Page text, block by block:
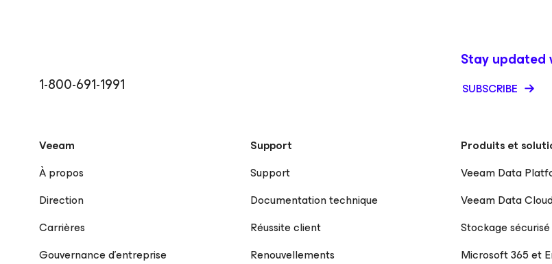
1-800-691-1991
Stay updated
SUBSCRIBE
Veeam
À propos
Direction
Carrières
Gouvernance d’entreprise
Support
Support
Documentation technique
Réussite client
Renouvellements
Produits et
Veeam Data
Veeam Data
Stockage
Microsoft 365 et